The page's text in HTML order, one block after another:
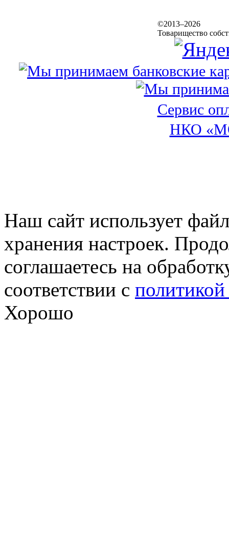
©2013–2026
Товарищество
Сервис
НКО
Наш сайт использует
хранения настроек.
соглашаетесь на
соответствии с
Хорошо